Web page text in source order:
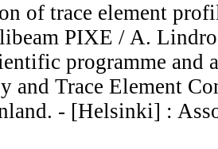
of trace element
PIXE / A.
programme and
and Trace Element
- [Helsinki] :